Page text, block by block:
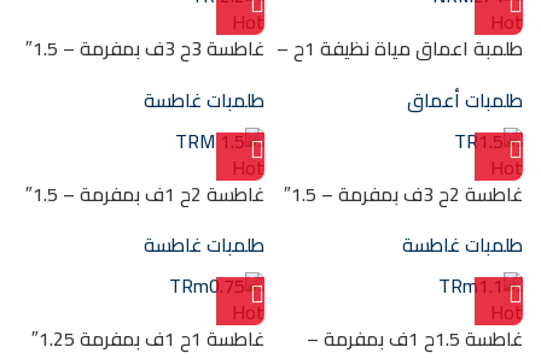
Hot
طلمبة اعماق مياة نظيفة 1ح –
طلمبات أعماق
Hot
غاطسة 3ح 3ف بمفرمة – 1.5″
طلمبات غاطسة
Hot
غاطسة 2ح 3ف بمفرمة – 1.5″
طلمبات غاطسة
Hot
غاطسة 2ح 1ف بمفرمة – 1.5″
طلمبات غاطسة
Hot
غاطسة 1.5ح 1ف بمفرمة –
Hot
غاطسة 1ح 1ف بمفرمة 1.25″